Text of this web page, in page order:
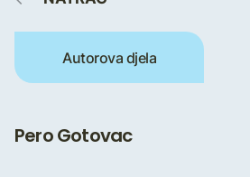
Autorova djela
Pero Gotovac